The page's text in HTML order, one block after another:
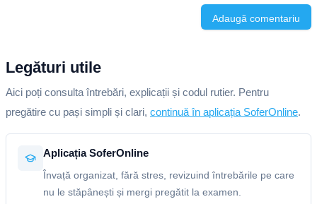
Adaugă comentariu
Legături utile
Aici poți consulta întrebări, explicații și codul rutier. Pentru
pregătire cu pași simpli și clari, continuă în aplicația SoferOnline.
Aplicația SoferOnline
Învață organizat, fără stres, revizuind întrebările pe care
nu le stăpânești și mergi pregătit la examen.